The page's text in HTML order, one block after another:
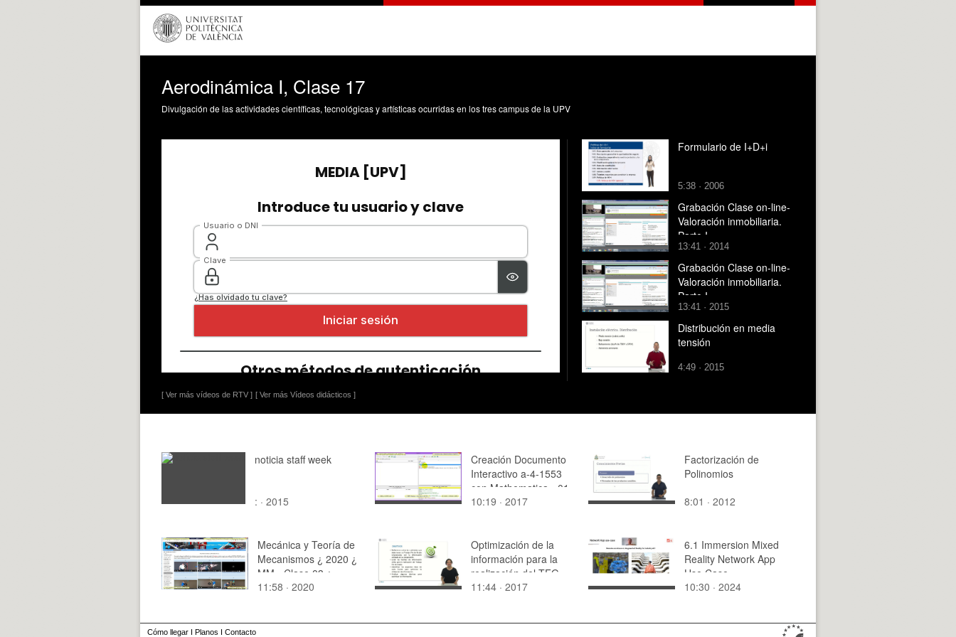
Aerodinámica I, Clase 17
Divulgación de las actividades científicas, tecnológicas y artísticas ocurridas en los tres campus de la UPV
[ Ver más vídeos de RTV ] [ Ver más Vídeos didácticos ]
Formulario de I+D+i
5:38 · 2006
Grabación Clase on-line-
Valoración inmobiliaria.
Parte I
13:41 · 2014
Grabación Clase on-line-
Valoración inmobiliaria.
Parte I
13:41 · 2015
Distribución en media
tensión
4:49 · 2015
noticia staff week
: · 2015
Creación Documento
Interactivo a-4-1553
con Mathematica - 01
de 15
10:19 · 2017
Factorización de
Polinomios
8:01 · 2012
Mecánica y Teoría de
Mecanismos ¿ 2020 ¿
MM - Clase 03 ¿
Tramo 02 de 10
11:58 · 2020
Optimización de la
información para la
realización del TFG
11:44 · 2017
6.1 Immersion Mixed
Reality Network App
Use Case
10:30 · 2024
Cómo llegar I Planos I Contacto